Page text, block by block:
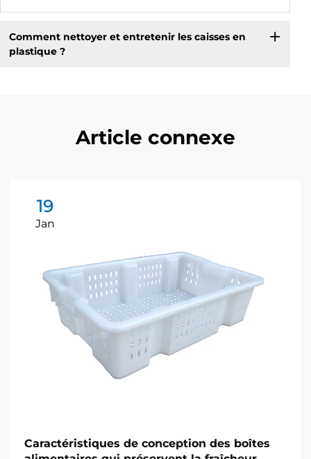
Comment nettoyer et entretenir les caisses en
plastique ?
Article connexe
19
Jan
Caractéristiques de conception des boîtes